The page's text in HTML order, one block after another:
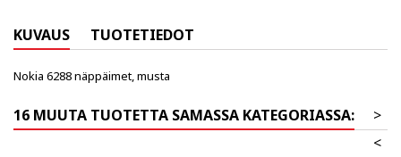
KUVAUS TUOTETIEDOT
Nokia 6288 näppäimet, musta
16 MUUTA TUOTETTA SAMASSA KATEGORIASSA:
>
<